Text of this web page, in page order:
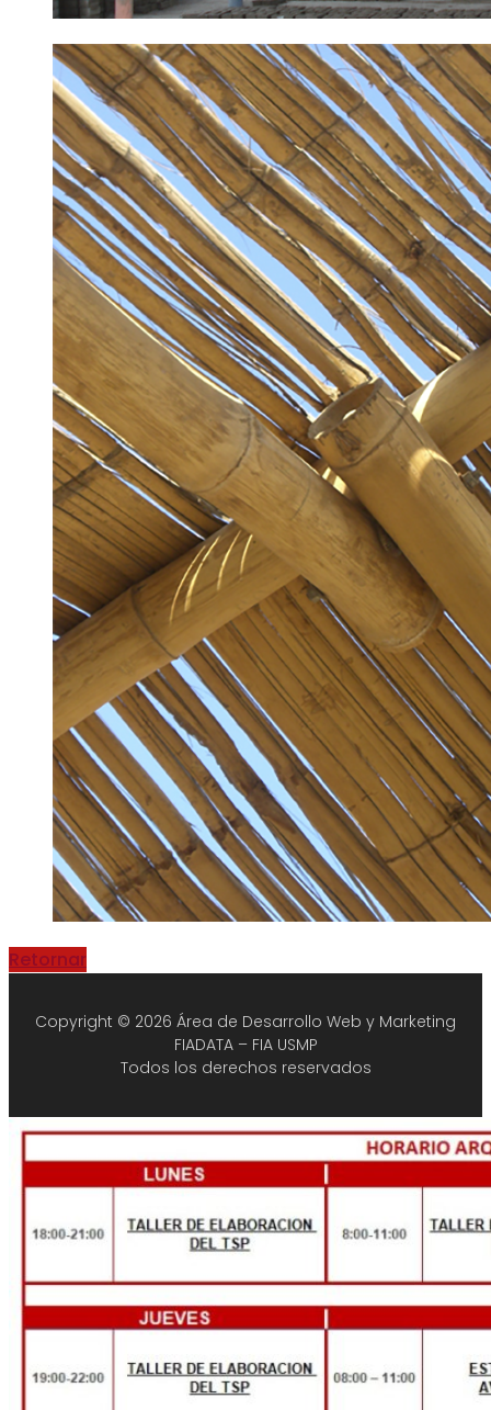
Retornar
Copyright © 2026 Área de Desarrollo Web y Marketing
FIADATA – FIA USMP
Todos los derechos reservados